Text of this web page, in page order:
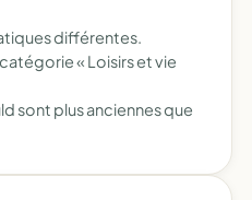
différentes.
« Loisirs et vie
sont plus anciennes que